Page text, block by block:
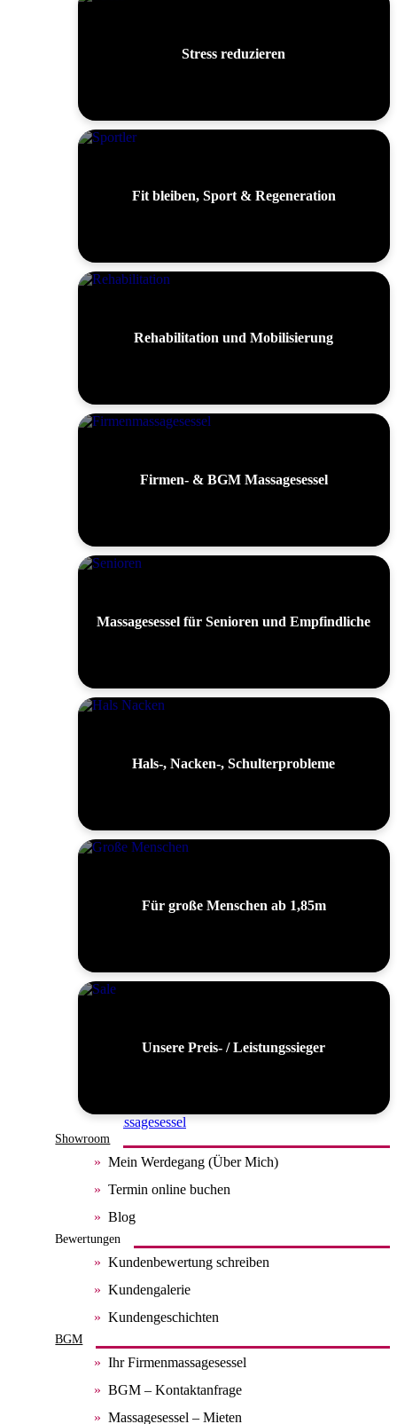
Stress reduzieren
Fit bleiben, Sport & Regeneration
Rehabilitation und Mobilisierung
Firmen- & BGM Massagesessel
Massagesessel für Senioren und Empfindliche
Hals-, Nacken-, Schulterprobleme
Für große Menschen ab 1,85m
Unsere Preis- / Leistungssieger
Alle Massagesessel
Showroom
Mein Werdegang (Über Mich)
Termin online buchen
Blog
Bewertungen
Kundenbewertung schreiben
Kundengalerie
Kundengeschichten
BGM
Ihr Firmenmassagesessel
BGM – Kontaktanfrage
Massagesessel – Mieten